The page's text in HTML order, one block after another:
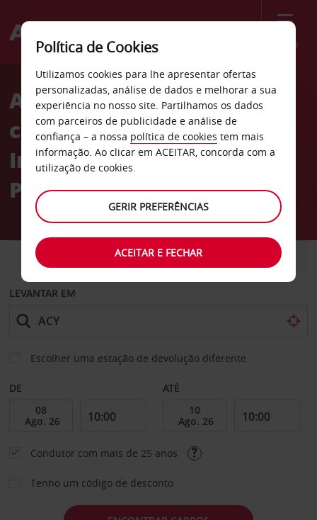
Menu
Welcome
AvisAluguer de
carros Aeroporto
Internacional de
Pleasantville
COMERCIAIS
LEVANTAR EM
Escolher uma estação de devolução diferente
DE ATÉ
Condutor com mais de 25 anos
Tenho um código de desconto
Política de Cookies
Utilizamos cookies para lhe apresentar ofertas
personalizadas, análise de dados e melhorar a sua
experiência no nosso site. Partilhamos os dados
com parceiros de publicidade e análise de
confiança – a nossa política de cookies tem mais
informação. Ao clicar em ACEITAR, concorda com a
utilização de cookies.
GERIR PREFERÊNCIAS
ACEITAR E FECHAR